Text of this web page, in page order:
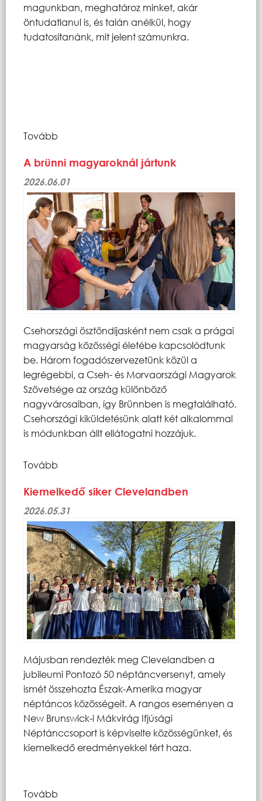
magunkban, meghatároz minket, akár
öntudatlanul is, és talán anélkül, hogy
tudatosítanánk, mit jelent számunkra.
Tovább
A brünni magyaroknál jártunk
2026.06.01
Csehországi ösztöndíjasként nem csak a prágai
magyarság közösségi életébe kapcsolódtunk
be. Három fogadószervezetünk közül a
legrégebbi, a Cseh- és Morvaországi Magyarok
Szövetsége az ország különböző
nagyvárosaiban, így Brünnben is megtalálható.
Csehországi kiküldetésünk alatt két alkalommal
is módunkban állt ellátogatni hozzájuk.
Tovább
Kiemelkedő siker Clevelandben
2026.05.31
Májusban rendezték meg Clevelandben a
jubileumi Pontozó 50 néptáncversenyt, amely
ismét összehozta Észak-Amerika magyar
néptáncos közösségeit. A rangos eseményen a
New Brunswick-i Mákvirág Ifjúsági
Néptánccsoport is képviselte közösségünket, és
kiemelkedő eredményekkel tért haza.
Tovább